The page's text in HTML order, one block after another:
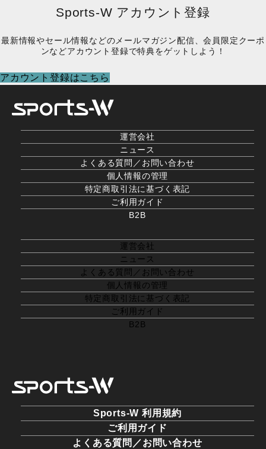
¥14,080
し
た。
は
で
す。
は
¥6,600
し
た。
格
は
で
す。
Sports-W アカウント登録
最新情報やセール情報などのメールマガジン配信、会員限定クーポ
ンなどアカウント登録で特典をゲットしよう！
アカウント登録はこちら
運営会社
ニュース
よくある質問／お問い合わせ
個人情報の管理
特定商取引法に基づく表記
ご利用ガイド
B2B
運営会社
ニュース
よくある質問／お問い合わせ
個人情報の管理
特定商取引法に基づく表記
ご利用ガイド
B2B
Sports-W 利用規約
ご利用ガイド
よくある質問／お問い合わせ